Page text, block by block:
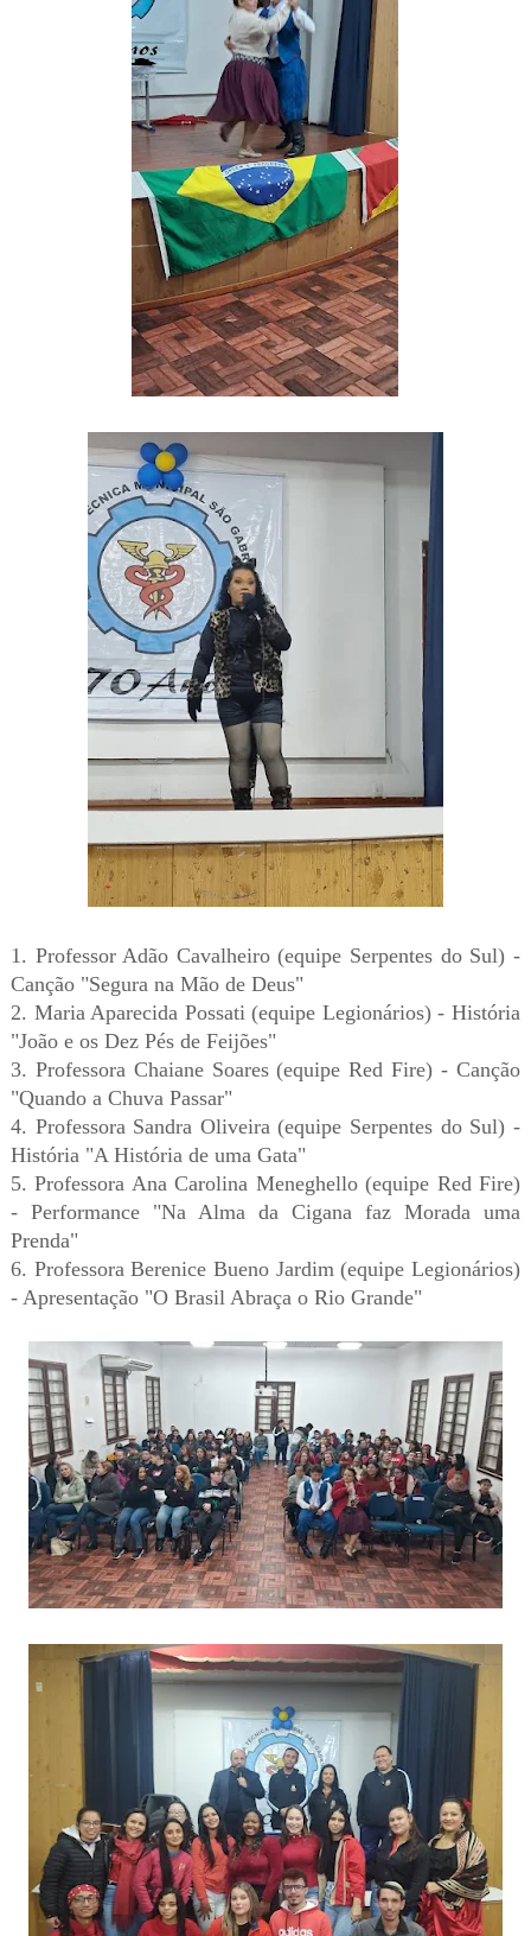
1. Professor Adão Cavalheiro (equipe Serpentes do Sul) -
Canção "Segura na Mão de Deus"
2. Maria Aparecida Possati (equipe Legionários) - História
"João e os Dez Pés de Feijões"
3. Professora Chaiane Soares (equipe Red Fire) - Canção
"Quando a Chuva Passar"
4. Professora Sandra Oliveira (equipe Serpentes do Sul) -
História "A História de uma Gata"
5. Professora Ana Carolina Meneghello (equipe Red Fire)
- Performance "Na Alma da Cigana faz Morada uma
Prenda"
6. Professora Berenice Bueno Jardim (equipe Legionários)
- Apresentação "O Brasil Abraça o Rio Grande"